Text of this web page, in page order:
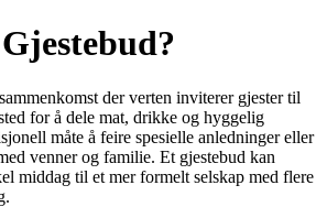
der verten inviterer gjester til
for å dele mat, drikke og hyggelig
måte å feire spesielle anledninger eller
venner og familie. Et gjestebud kan
middag til et mer formelt selskap med flere